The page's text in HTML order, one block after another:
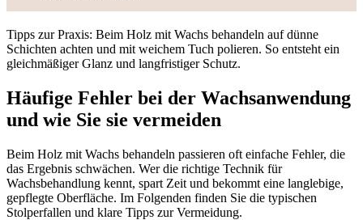
Tipps zur Praxis: Beim Holz mit Wachs behandeln auf dünne
Schichten achten und mit weichem Tuch polieren. So entsteht ein
gleichmäßiger Glanz und langfristiger Schutz.
Häufige Fehler bei der Wachsanwendung
und wie Sie sie vermeiden
Beim Holz mit Wachs behandeln passieren oft einfache Fehler, die
das Ergebnis schwächen. Wer die richtige Technik für
Wachsbehandlung kennt, spart Zeit und bekommt eine langlebige,
gepflegte Oberfläche. Im Folgenden finden Sie die typischen
Stolperfallen und klare Tipps zur Vermeidung.